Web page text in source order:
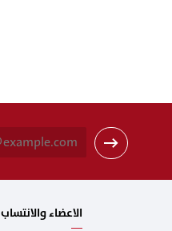
الاعضاء والانتساب